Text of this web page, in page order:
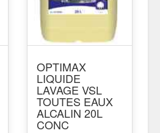
OPTIMAX
LIQUIDE
LAVAGE VSL
TOUTES EAUX
ALCALIN 20L
CONC